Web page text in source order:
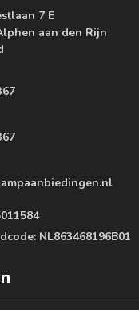
7 E
aan den Rijn
NL863468196B01